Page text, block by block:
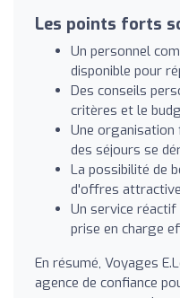
Les points forts
Un personnel
disponible pour
Des conseils
critères et le
Une
des séjours se
La possibilité de
d'offres
Un service réactif
prise en charge
En résumé, Voyages
agence de confiance